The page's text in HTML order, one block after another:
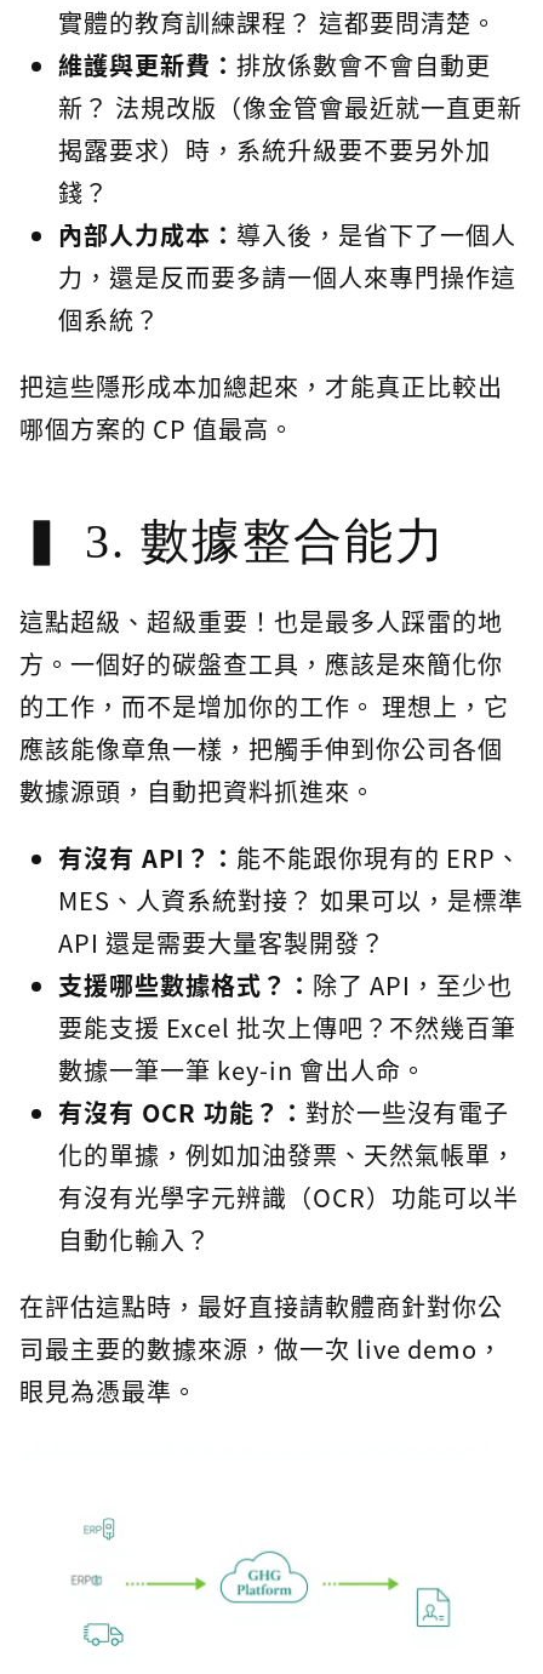
實體的教育訓練課程？ 這都要問清楚。
維護與更新費： 排放係數會不會自動更
新？ 法規改版（像金管會最近就一直更新
揭露要求）時，系統升級要不要另外加
錢？
內部人力成本： 導入後，是省下了一個人
力，還是反而要多請一個人來專門操作這
個系統？
把這些隱形成本加總起來，才能真正比較出
哪個方案的 CP 值最高。
3. 數據整合能力
這點超級、超級重要！也是最多人踩雷的地
方。一個好的碳盤查工具，應該是來簡化你
的工作，而不是增加你的工作。 理想上，它
應該能像章魚一樣，把觸手伸到你公司各個
數據源頭，自動把資料抓進來。
有沒有 API？： 能不能跟你現有的 ERP、
MES、人資系統對接？ 如果可以，是標準
API 還是需要大量客製開發？
支援哪些數據格式？： 除了 API，至少也
要能支援 Excel 批次上傳吧？不然幾百筆
數據一筆一筆 key-in 會出人命。
有沒有 OCR 功能？： 對於一些沒有電子
化的單據，例如加油發票、天然氣帳單，
有沒有光學字元辨識（OCR）功能可以半
自動化輸入？
在評估這點時，最好直接請軟體商針對你公
司最主要的數據來源，做一次 live demo，
眼見為憑最準。